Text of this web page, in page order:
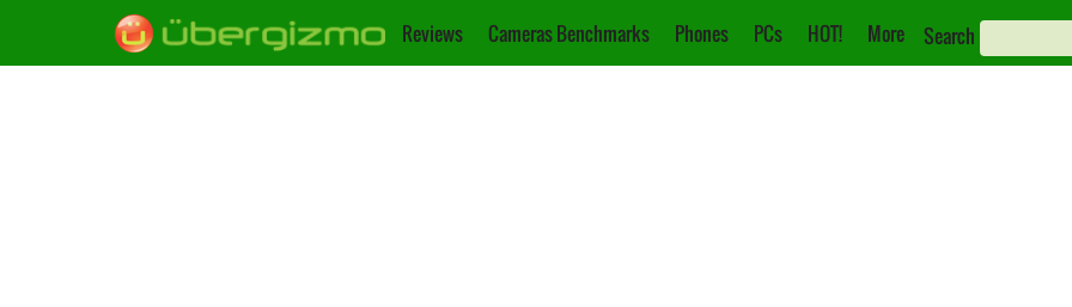
Reviews Cameras Benchmarks Phones PCs HOT! More Search